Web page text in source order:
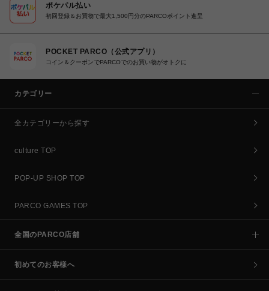
ポケパル払い
初回登録＆お買物で最大1,500円分のPARCOポイント進呈
POCKET PARCO（公式アプリ）
コイン＆クーポンでPARCOでのお買い物がオトクに
カテゴリー
全カテゴリーから探す
culture TOP
POP-UP SHOP TOP
PARCO GAMES TOP
全国のPARCO店舗
初めてのお客様へ